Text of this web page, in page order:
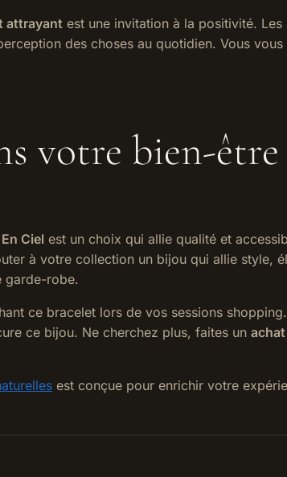
attrayant est une invitation à la positivité. Les
des choses au quotidien. Vous
votre bien-
Ciel est un choix qui allie qualité et
à votre collection un bijou qui allie style,
garde-robe.
ce bracelet lors de vos sessions
ce bijou. Ne cherchez plus, faites un
est conçue pour enrichir votre